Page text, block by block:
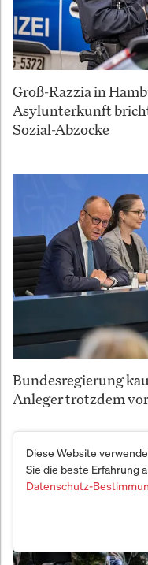
Groß-Razzia in
Asylunterkunft
Sozial-Abzocke
Bundesregierung
Anleger trotzdem
Diese Website
Sie die beste Erfahrung
Datenschutz-